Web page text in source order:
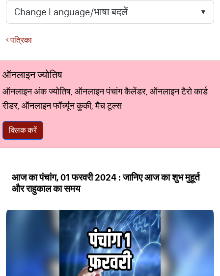
पत्रिका
ऑनलाइन ज्योतिष
ऑनलाइन अंक ज्योतिष, ऑनलाइन पंचांग कैलेंडर, ऑनलाइन टैरो कार्ड
रीडर, ऑनलाइन फॉर्च्यून कुकी, मैच टूल्स
क्लिक करें
आज का पंचांग, 01 फरवरी 2024 : जानिए आज का शुभ मुहूर्त
और राहुकाल का समय